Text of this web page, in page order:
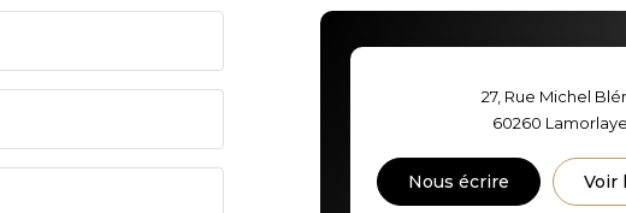
ECOLES ET CRÈCHES
MÉDECINS
27, Rue Michel
60260 Lamorlaye
Nous écrire Voir